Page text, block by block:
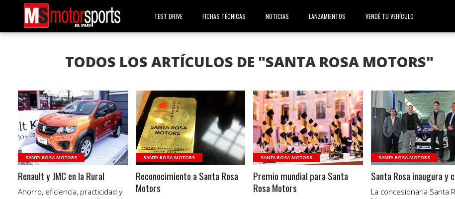
TEST DRIVE FICHAS TÉCNICAS NOTICIAS LANZAMIENTOS VENDÉ TU VEHÍCULO
TODOS LOS ARTÍCULOS DE "SANTA ROSA MOTORS"
VER NOTA
SANTA ROSA MOTORS
Renault y JMC en la Rural
Ahorro, eficiencia, practicidad y
VER NOTA
SANTA ROSA MOTORS
Reconocimiento a Santa Rosa
Motors
VER NOTA
SANTA ROSA MOTORS
Premio mundial para Santa
Rosa Motors
VER NOTA
SANTA ROSA MOTORS
Santa Rosa inaugura y
La concesionaria Santa